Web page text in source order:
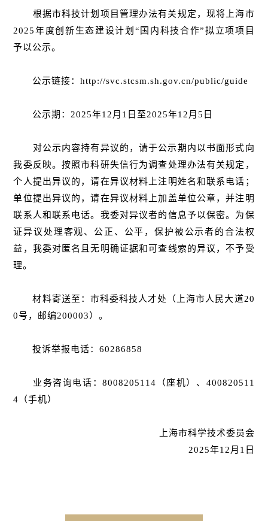
根据市科技计划项目管理办法有关规定，现将上海市
2025年度创新生态建设计划“国内科技合作”拟立项项目
予以公示。
公示链接：http://svc.stcsm.sh.gov.cn/public/guide
公示期：2025年12月1日至2025年12月5日
对公示内容持有异议的，请于公示期内以书面形式向
我委反映。按照市科研失信行为调查处理办法有关规定，
个人提出异议的，请在异议材料上注明姓名和联系电话；
单位提出异议的，请在异议材料上加盖单位公章，并注明
联系人和联系电话。我委对异议者的信息予以保密。为保
证异议处理客观、公正、公平，保护被公示者的合法权
益，我委对匿名且无明确证据和可查线索的异议，不予受
理。
材料寄送至：市科委科技人才处（上海市人民大道20
0号，邮编200003）。
投诉举报电话：60286858
业务咨询电话：8008205114（座机）、400820511
4（手机）
上海市科学技术委员会
2025年12月1日